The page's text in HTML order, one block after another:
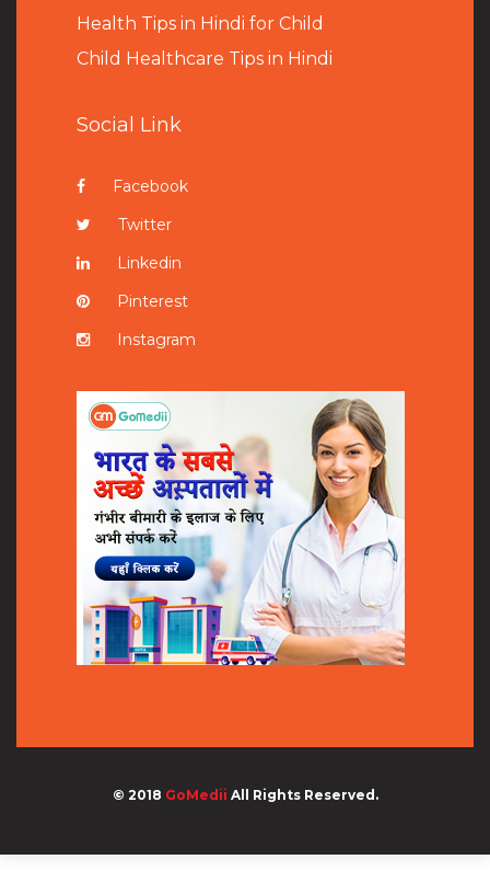
Health Tips in Hindi for Child
Child Healthcare Tips in Hindi
Social Link
Facebook
Twitter
Linkedin
Pinterest
Instagram
© 2018 GoMedii All Rights Reserved.